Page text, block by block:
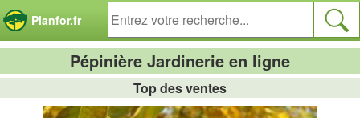
Planfor.fr
Pépinière Jardinerie en ligne
Top des ventes
Panneau de gestion des cookies